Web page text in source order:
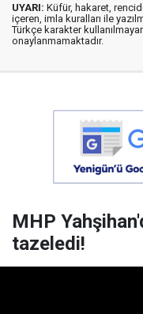
UYARI: Küfür, hakaret,
içeren, imla kuralları ile
Türkçe karakter
onaylanmamaktadır.
MHP
tazeledi!